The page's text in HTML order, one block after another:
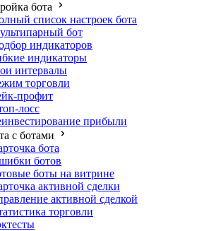
бота
список настроек бота
бот
индикаторов
индикаторы
интервалы
торговли
профит
лосс
прибыли
с ботами
бота
ботов
боты на витрине
активной сделки
активной сделкой
торговли